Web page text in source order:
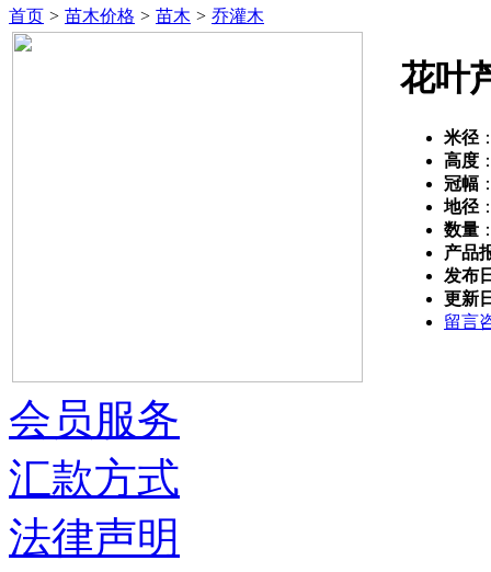
首页 > 苗木价格 > 苗木 > 乔灌木
花叶
米径
高度
冠幅
地径
数量
产品
发布
更新
留言
会员服务
汇款方式
法律声明